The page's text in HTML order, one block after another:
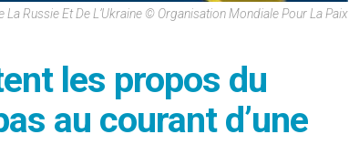
La Russie Et De L’Ukraine © Organisation Mondiale Pour La Paix
les propos du
au courant d’une